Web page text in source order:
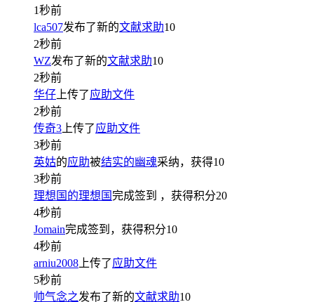
1秒前
lca507发布了新的文献求助10
2秒前
WZ发布了新的文献求助10
2秒前
华仔 上传了应助文件
2秒前
传奇3 上传了应助文件
3秒前
英姑的应助被结实的幽魂采纳，获得10
3秒前
理想国的理想国完成签到 ，获得积分20
4秒前
Jomain完成签到，获得积分10
4秒前
arniu2008 上传了应助文件
5秒前
帅气念之发布了新的文献求助10